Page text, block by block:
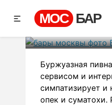
МОС БАР
Буржуазная
сервисом и
симпатизирует
опек и суматохи.